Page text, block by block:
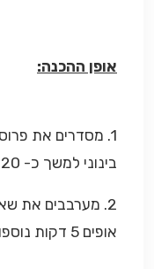
אופן ההכנה:
1. מסדרים את
בינוני למשך כ- 20 דקות.
2. מערבבים את
אופים 5 דקות נוספות